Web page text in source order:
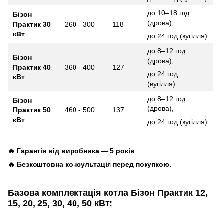
Бізон
Практик 30
кВт
260 - 300 118
до 10–18 год
(дрова),
до 24 год (вугілля)
Бізон
Практик 40
кВт
360 - 400 127
до 8–12 год
(дрова),
до 24 год
(вугілля)
Бізон
Практик 50
кВт
460 - 500 137
до 8–12 год
(дрова),
до 24 год (вугілля)
🔥 Гарантія від виробника — 5 років
🔥 Безкоштовна консультація перед покупкою.
Базова комплектація котла Бізон Практик 12,
15, 20, 25, 30, 40, 50 кВт: